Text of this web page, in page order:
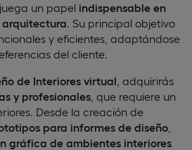
juega un papel indispensable en
. Su principal objetivo
y eficientes, adaptándose
del cliente.
de Interiores virtual , adquirirás
y profesionales , que requiere un
Desde la creación de
para informes de diseño
gráfica de ambientes interiores